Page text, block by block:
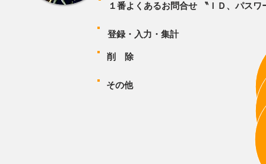
１番よくあるお問合せ 〝ＩＤ、パス
登録・入力・集計
削 除
その他